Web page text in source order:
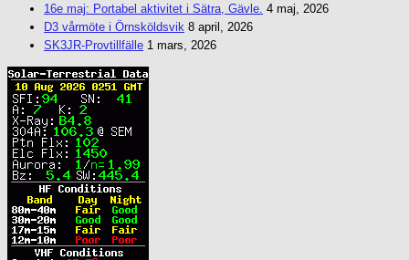
16e maj: Portabel aktivitet i Sätra, Gävle. 4 maj, 2026
D3 vårmöte i Örnsköldsvik 8 april, 2026
SK3JR-Provtillfälle 1 mars, 2026